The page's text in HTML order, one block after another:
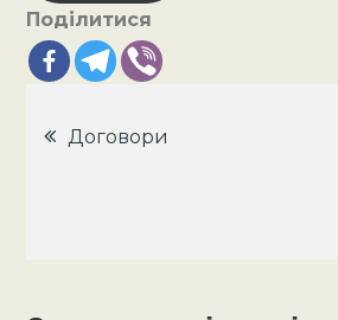
Поділитися
Навігація
Договори